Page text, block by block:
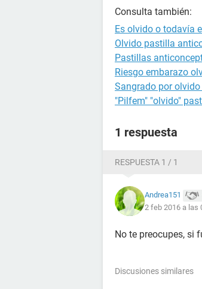
Consulta también:
Es olvido o todavía
Olvido pastilla
Pastillas
Riesgo embarazo
Sangrado por
"Pilfem" "olvido"
1 respuesta
RESPUESTA 1 / 1
Andrea151
2 feb 2016 a las
No te preocupes, si
Discusiones similares